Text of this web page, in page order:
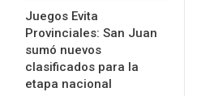
Juegos Evita
Provinciales: San Juan
sumó nuevos
clasificados para la
etapa nacional